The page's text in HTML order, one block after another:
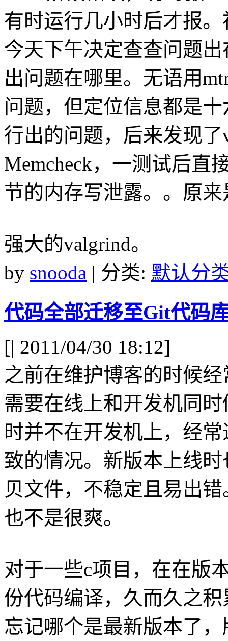
有时运行几小时后才报
今天下午决定查查问题
出问题在哪里。无语用
问题，但定位信息都是
行出的问题，后来发现
Memcheck，一测试后直
节的内存写泄露。。原
强大的valgrind。
by snooda | 分类: 默认分
代码全部迁移至Git代码
[| 2011/04/30 18:12]
之前在维护博客的时候
需要在线上和开发机同
时并不在开发机上，经
致的情况。新版本上线
贝文件，不稳定且易出
也不是很爽。
对于一些c项目，在在版
份代码编译，久而久之
忘记哪个是最新版本了